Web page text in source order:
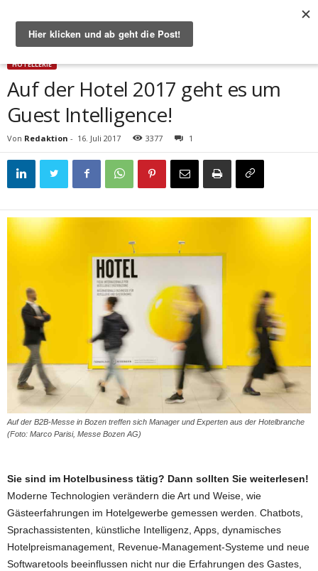
Start Hotellerie Auf der Hotel 2017 geht es um Guest Intelligence!
HOTELLERIE
Auf der Hotel 2017 geht es um
Guest Intelligence!
Von Redaktion - 16. Juli 2017 3377 1
Auf der B2B-Messe in Bozen treffen sich Manager und Experten aus der Hotelbranche
(Foto: Marco Parisi, Messe Bozen AG)
Sie sind im Hotelbusiness tätig? Dann sollten Sie weiterlesen!
Moderne Technologien verändern die Art und Weise, wie
Gästeerfahrungen im Hotelgewerbe gemessen werden. Chatbots,
Sprachassistenten, künstliche Intelligenz, Apps, dynamisches
Hotelpreismanagement, Revenue-Management-Systeme und neue
Softwaretools beeinflussen nicht nur die Erfahrungen des Gastes,